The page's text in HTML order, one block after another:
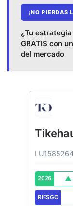
¡NO PIERDAS
¿Tu
GRATIS con
del mercado
2026
RIESGO